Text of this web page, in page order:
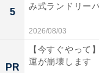
5
み式ランドリー
2026/08/03
PR
【今すぐやって
運が崩壊します